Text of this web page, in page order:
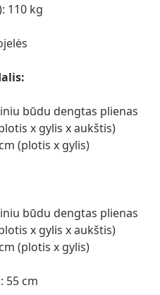
110 kg
būdu dengtas plienas
x gylis x aukštis)
(plotis x gylis)
būdu dengtas plienas
x gylis x aukštis)
(plotis x gylis)
55 cm